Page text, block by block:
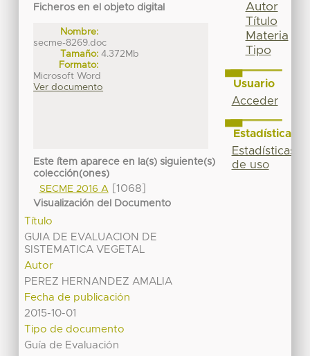
Ficheros en el objeto digital
Nombre:
secme-8269.doc
Tamaño: 4.372Mb
Formato:
Microsoft Word
Ver documento
Este ítem aparece en la(s) siguiente(s)
colección(ones)
SECME 2016 A [1068]
Visualización del Documento
Título
GUIA DE EVALUACION DE
SISTEMATICA VEGETAL
Autor
PEREZ HERNANDEZ AMALIA
Fecha de publicación
2015-10-01
Tipo de documento
Guía de Evaluación
Autor
Título
Materia
Tipo
Usuario
Acceder
Estadísticas
Estadísticas
de uso